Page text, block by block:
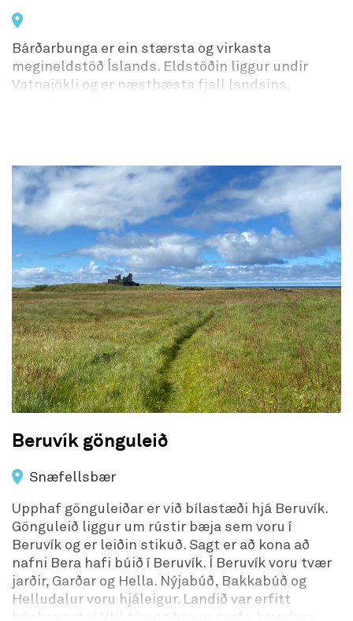
Bárðarbunga er ein stærsta og virkasta
megineldstöð Íslands. Eldstöðin liggur undir
Vatnajökli og er næsthæsta fjall landsins.
Beruvík gönguleið
Snæfellsbær
Upphaf gönguleiðar er við bílastæði hjá Beruvík.
Gönguleið liggur um rústir bæja sem voru í
Beruvík og er leiðin stikuð. Sagt er að kona að
nafni Bera hafi búið í Beruvík. Í Beruvík voru tvær
jarðir, Garðar og Hella. Nýjabúð, Bakkabúð og
Helludalur voru hjáleigur. Landið var erfitt